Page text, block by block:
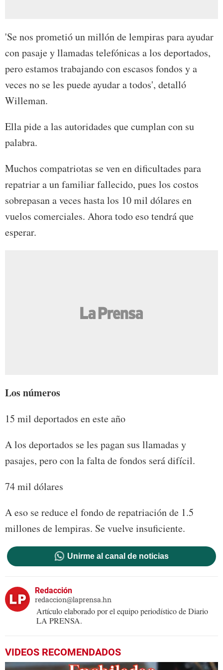
'Se nos prometió un millón de lempiras para ayudar
con pasaje y llamadas telefónicas a los deportados,
pero estamos trabajando con escasos fondos y a
veces no se les puede ayudar a todos', detalló
Willeman.
Ella pide a las autoridades que cumplan con su
palabra.
Muchos compatriotas se ven en dificultades para
repatriar a un familiar fallecido, pues los costos
sobrepasan a veces hasta los 10 mil dólares en
vuelos comerciales. Ahora todo eso tendrá que
esperar.
Los números
15 mil deportados en este año
A los deportados se les pagan sus llamadas y
pasajes, pero con la falta de fondos será difícil.
74 mil dólares
A eso se reduce el fondo de repatriación de 1.5
millones de lempiras. Se vuelve insuficiente.
Unirme al canal de noticias
Redacción
redaccion@laprensa.hn
Artículo elaborado por el equipo periodístico de Diario
LA PRENSA.
VIDEOS RECOMENDADOS